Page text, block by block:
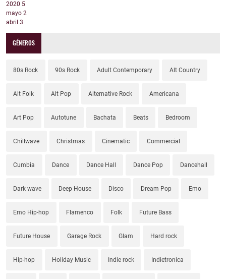
2020 5
mayo 2
abril 3
GÉNEROS
80s Rock 90s Rock Adult Contemporary Alt Country
Alt Folk Alt Pop Alternative Rock Americana
Art Pop Autotune Bachata Beats Bedroom
Chillwave Christmas Cinematic Commercial
Cumbia Dance Dance Hall Dance Pop Dancehall
Dark wave Deep House Disco Dream Pop Emo
Emo Hip-hop Flamenco Folk Future Bass
Future House Garage Rock Glam Hard rock
Hip-hop Holiday Music Indie rock Indietronica